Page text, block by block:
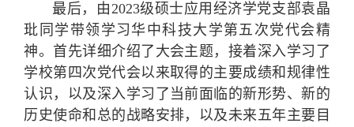
最后，由2023级硕士应用经济学党支部袁晶
玭同学带领学习华中科技大学第五次党代会精
神。首先详细介绍了大会主题，接着深入学习了
学校第四次党代会以来取得的主要成绩和规律性
认识，以及深入学习了当前面临的新形势、新的
历史使命和总的战略安排，以及未来五年主要目